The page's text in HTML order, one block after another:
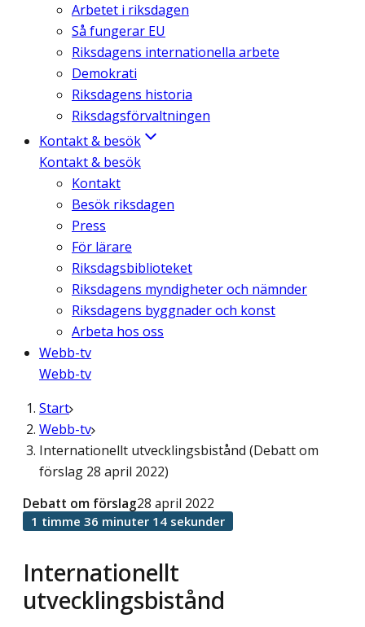
Arbetet i riksdagen
Så fungerar EU
Riksdagens internationella arbete
Demokrati
Riksdagens historia
Riksdagsförvaltningen
Kontakt & besök
Kontakt & besök
Kontakt
Besök riksdagen
Press
För lärare
Riksdagsbiblioteket
Riksdagens myndigheter och nämnder
Riksdagens byggnader och konst
Arbeta hos oss
Webb-tv
Webb-tv
Start
Webb-tv
Internationellt utvecklingsbistånd (Debatt om
förslag 28 april 2022)
Internationellt
utvecklingsbistånd
Debatt om förslag28 april 2022
1 timme 36 minuter 14 sekunder